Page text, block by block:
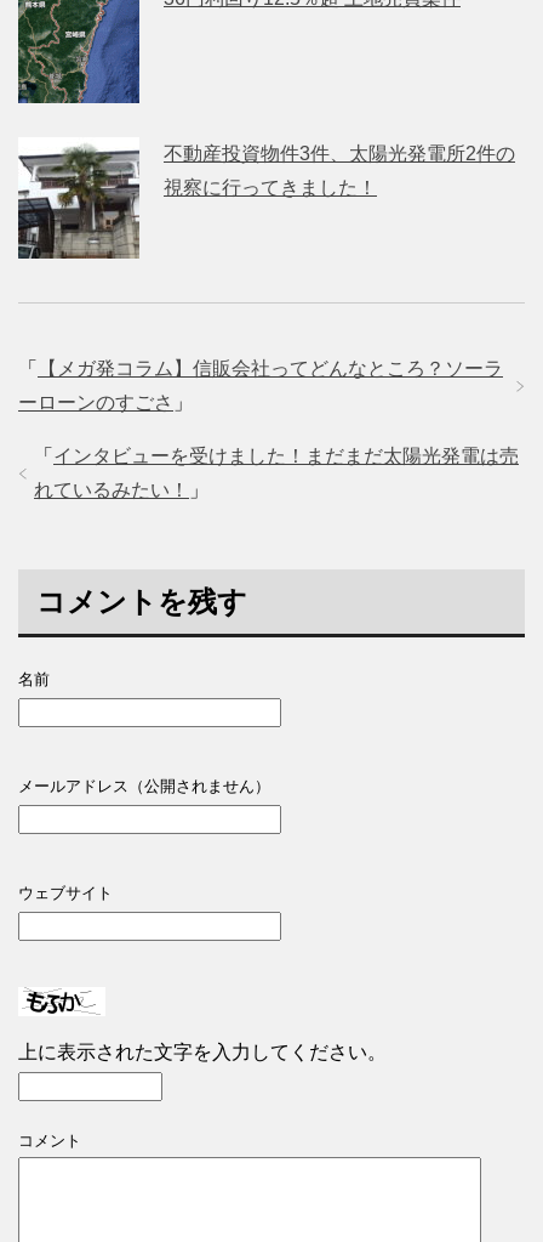
不動産投資物件3件、太陽光発電所2件の
視察に行ってきました！
「
【メガ発コラム】信販会社ってどんなところ？ソーラ
ーローンのすごさ 」
「 インタビューを受けました！まだまだ太陽光発電は売
れているみたい！
」
コメントを残す
名前
メールアドレス（公開されません）
ウェブサイト
上に表示された文字を入力してください。
コメント